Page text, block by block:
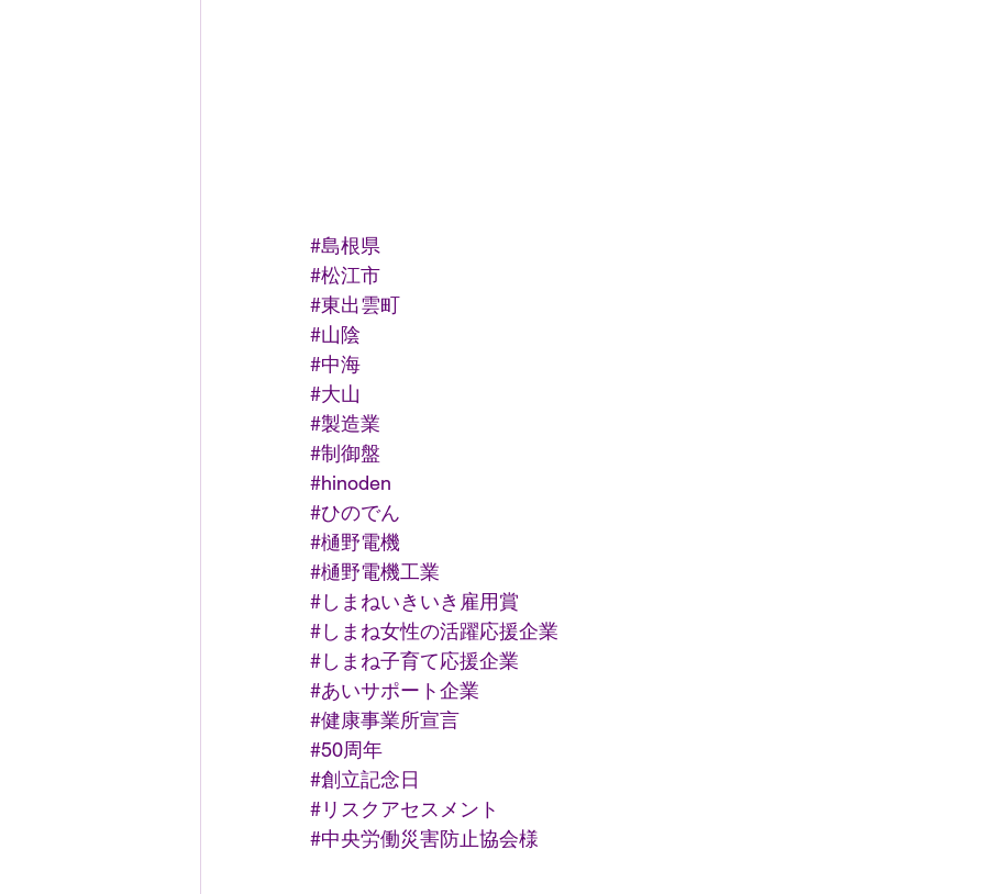
#島根県
#松江市
#東出雲町
#山陰
#中海
#大山
#製造業
#制御盤
#hinoden
#ひのでん
#樋野電機
#樋野電機工業
#しまねいきいき雇用賞
#しまね女性の活躍応援企業
#しまね子育て応援企業
#あいサポート企業
#健康事業所宣言
#50周年
#創立記念日
#リスクアセスメント
#中央労働災害防止協会様